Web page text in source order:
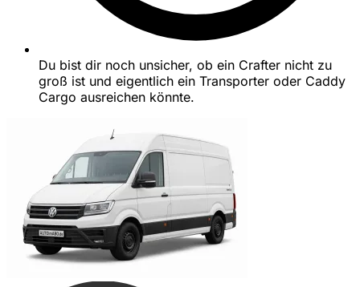
Du bist dir noch unsicher, ob ein Crafter nicht zu
groß ist und eigentlich ein Transporter oder Caddy
Cargo ausreichen könnte.